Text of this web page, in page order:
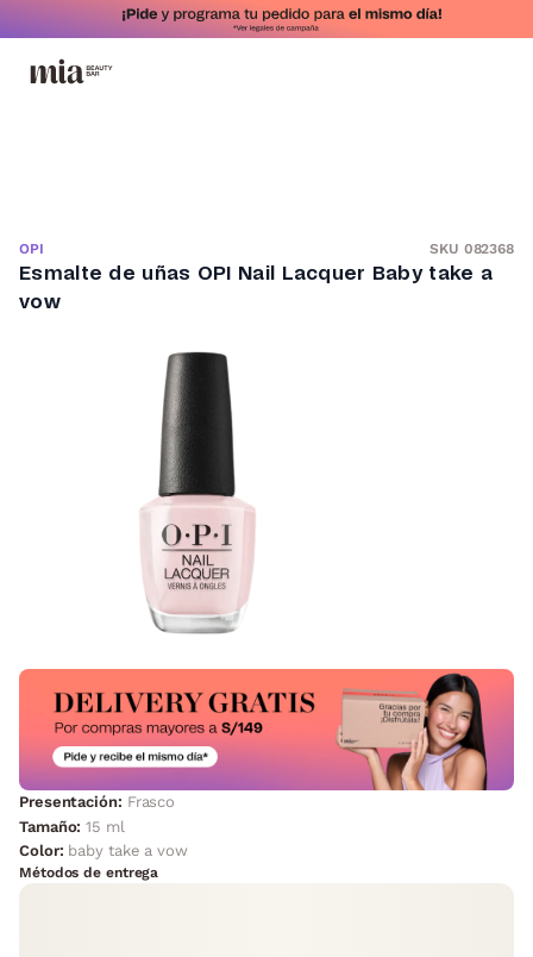
OPI SKU 082368
Esmalte de uñas OPI Nail Lacquer Baby take a
vow
Presentación: Frasco
Tamaño:15 ml
Color: baby take a vow
Métodos de entrega